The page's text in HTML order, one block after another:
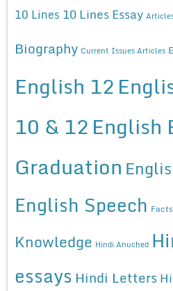
10 Lines 10 Lines Essay
Biography Current Issues Articles
English 12
10 & 12English
Graduation
English Speech Facts
Knowledge Hindi Anuched
essays Hindi Letters